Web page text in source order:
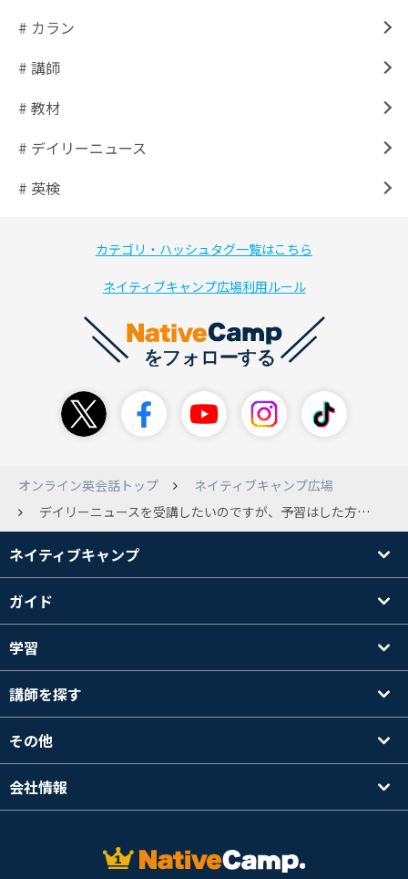
# カラン
# 講師
# 教材
# デイリーニュース
# 英検
カテゴリ・ハッシュタグ一覧はこちら
ネイティブキャンプ広場利用ルール
オンライン英会話トップ
ネイティブキャンプ広場
デイリーニュースを受講したいのですが、予習はした方が良いのでしょうか？
ネイティブキャンプ
ガイド
学習
講師を探す
その他
会社情報